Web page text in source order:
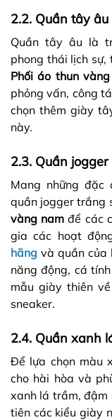
2.2. Quần tây
Quần tây âu là
phong thái lịch sự,
Phối áo thun
phỏng vấn, công
chọn thêm giày
này.
2.3. Quần
Mang những đặc
quần jogger trắng
vàng nam để các
gia các hoạt
hãng và quần của
năng động, cá
mẫu giày thiên
sneaker.
2.4. Quần xanh
Để lựa chọn màu
cho hài hòa và
xanh lá trầm, đậm
tiên các kiểu giày